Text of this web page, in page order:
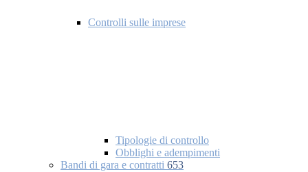
Controlli sulle imprese
Tipologie di controllo
Obblighi e adempimenti
Bandi di gara e contratti 653